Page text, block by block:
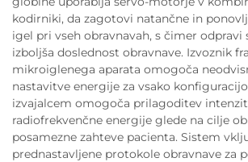
kodirniki, da zagotovi natančne in
igel pri vseh obravnavah, s čimer
izboljša doslednost obravnave. Izvoznik
mikroiglenega aparata omogoča
nastavitve energije za vsako
izvajalcem omogoča prilagoditev
radiofrekvenčne energije glede na cilje
posamezne zahteve pacienta. Sistem
prednastavljene protokole obravnave za